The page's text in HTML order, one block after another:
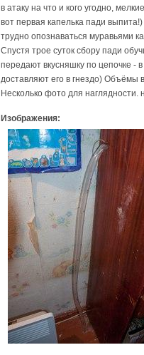
в атаку на что и кого угодно,
вот первая капелька пади
трудно опознаваться муравьями
Спустя трое суток сбору пади
передают вкусняшку по цепочке -
доставляют его в гнездо)
Несколько фото для наглядности.
Изображения: